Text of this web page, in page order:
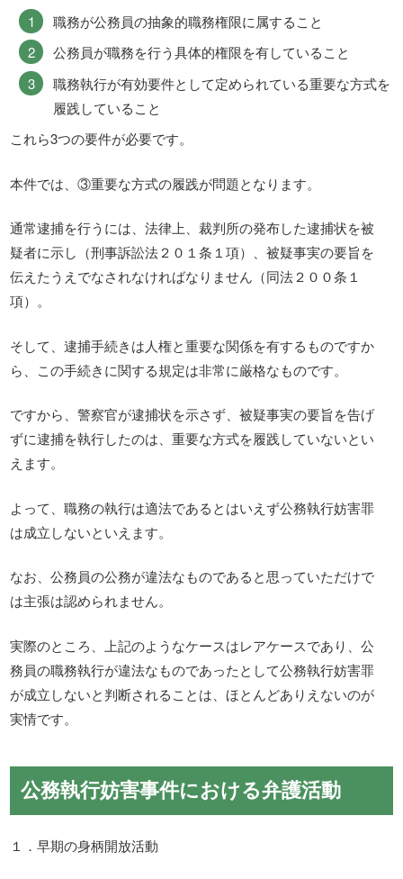
職務が公務員の抽象的職務権限に属すること
公務員が職務を行う具体的権限を有していること
職務執行が有効要件として定められている重要な方式を
履践していること
これら3つの要件が必要です。
本件では、③重要な方式の履践が問題となります。
通常逮捕を行うには、法律上、裁判所の発布した逮捕状を被
疑者に示し（刑事訴訟法２０１条１項）、被疑事実の要旨を
伝えたうえでなされなければなりません（同法２００条１
項）。
そして、逮捕手続きは人権と重要な関係を有するものですか
ら、この手続きに関する規定は非常に厳格なものです。
ですから、警察官が逮捕状を示さず、被疑事実の要旨を告げ
ずに逮捕を執行したのは、重要な方式を履践していないとい
えます。
よって、職務の執行は適法であるとはいえず公務執行妨害罪
は成立しないといえます。
なお、公務員の公務が違法なものであると思っていただけで
は主張は認められません。
実際のところ、上記のようなケースはレアケースであり、公
務員の職務執行が違法なものであったとして公務執行妨害罪
が成立しないと判断されることは、ほとんどありえないのが
実情です。
公務執行妨害事件における弁護活動
１．早期の身柄開放活動